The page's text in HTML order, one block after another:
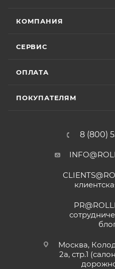
КОМПАНИЯ
СЕРВИС
ОПЛАТА
ПОКУПАТЕЛЯМ
8 (800)
Москва,
2а, стр.1